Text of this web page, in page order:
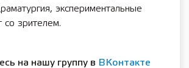
экспериментальные
зрителем.
на нашу группу в ВКонтакте